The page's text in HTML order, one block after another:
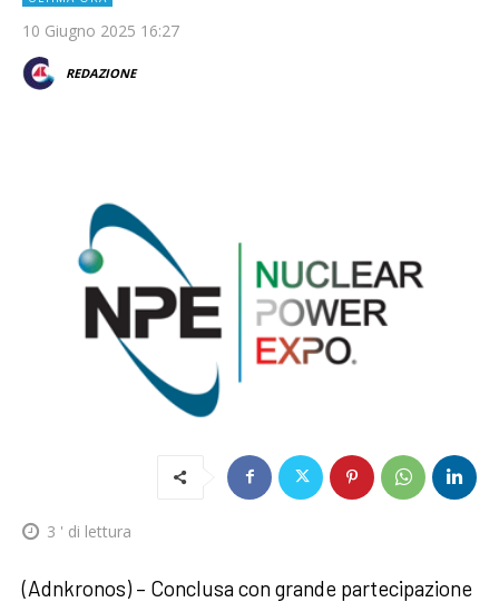
10 Giugno 2025 16:27
REDAZIONE
3 ' di lettura
(Adnkronos) – Conclusa con grande partecipazione